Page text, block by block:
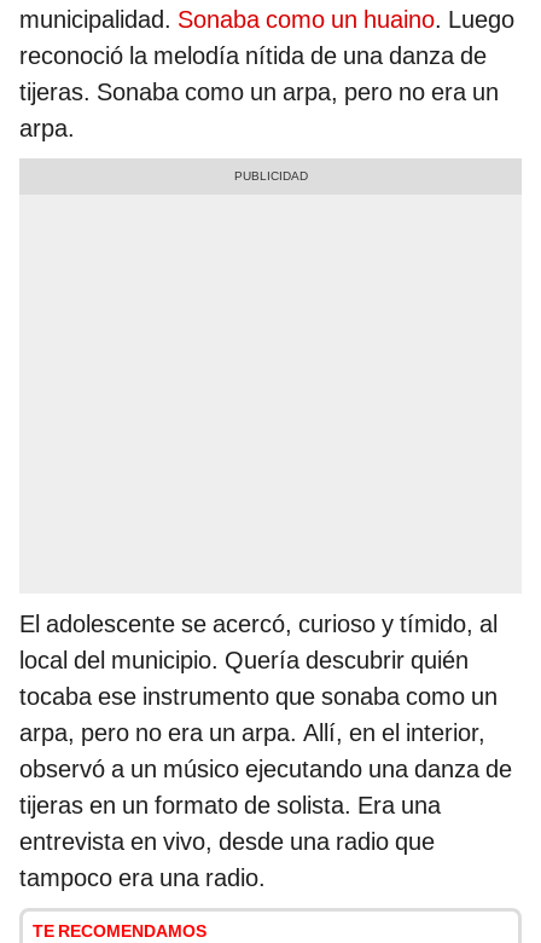
municipalidad. Sonaba como un huaino. Luego
reconoció la melodía nítida de una danza de
tijeras. Sonaba como un arpa, pero no era un
arpa.
El adolescente se acercó, curioso y tímido, al
local del municipio. Quería descubrir quién
tocaba ese instrumento que sonaba como un
arpa, pero no era un arpa. Allí, en el interior,
observó a un músico ejecutando una danza de
tijeras en un formato de solista. Era una
entrevista en vivo, desde una radio que
tampoco era una radio.
TE RECOMENDAMOS